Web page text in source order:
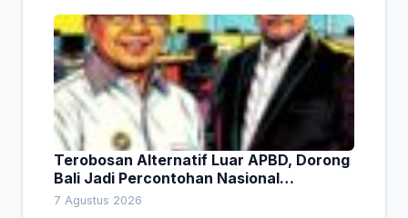
Terobosan Alternatif Luar APBD, Dorong
Bali Jadi Percontohan Nasional
Pembiayaan Daerah
7 Agustus 2026